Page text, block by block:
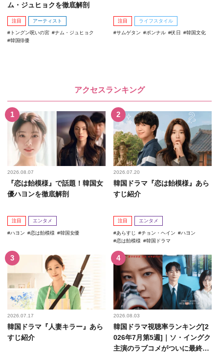
ム・ジュヒョクを徹底解剖
注目 アーティスト
トングン呪いの宮
ナム・ジュヒョク
韓国俳優
注目 ライフスタイル
サムゲタン ポンナル 伏日 韓国文化
アクセスランキング
2026.08.07
『恋は飴模様』で話題！韓国女
優ハヨンを徹底解剖
注目 エンタメ
ハヨン 恋は飴模様 韓国女優
2026.07.20
韓国ドラマ『恋は飴模様』あら
すじ紹介
注目 エンタメ
あらすじ チョン・ヘイン
ハヨン
恋は飴模様
韓国ドラマ
2026.07.17
韓国ドラマ『人妻キラー』あら
すじ紹介
2026.08.03
韓国ドラマ視聴率ランキング[2
026年7月第5週]｜ソ・イングク
主演のラブコメがついに最終